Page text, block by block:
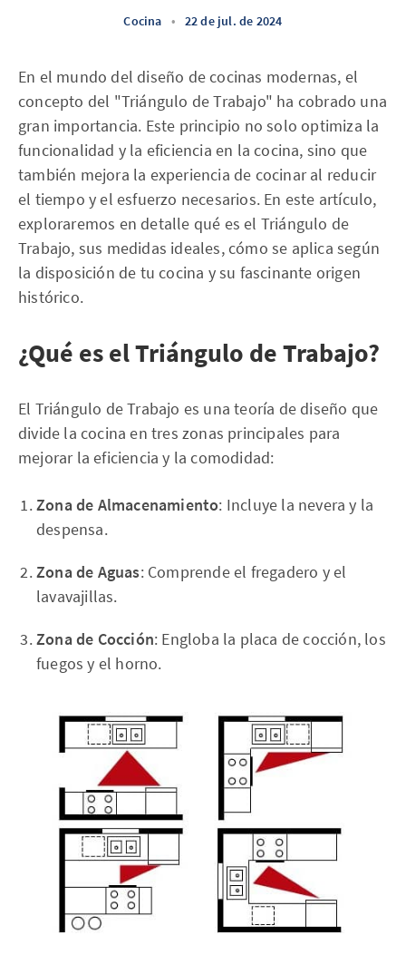
Cocina • 22 de jul. de 2024
En el mundo del diseño de cocinas modernas, el
concepto del "Triángulo de Trabajo" ha cobrado una
gran importancia. Este principio no solo optimiza la
funcionalidad y la eficiencia en la cocina, sino que
también mejora la experiencia de cocinar al reducir
el tiempo y el esfuerzo necesarios. En este artículo,
exploraremos en detalle qué es el Triángulo de
Trabajo, sus medidas ideales, cómo se aplica según
la disposición de tu cocina y su fascinante origen
histórico.
¿Qué es el Triángulo de Trabajo?
El Triángulo de Trabajo es una teoría de diseño que
divide la cocina en tres zonas principales para
mejorar la eficiencia y la comodidad:
Zona de Almacenamiento: Incluye la nevera y la
despensa.
Zona de Aguas: Comprende el fregadero y el
lavavajillas.
Zona de Cocción: Engloba la placa de cocción, los
fuegos y el horno.